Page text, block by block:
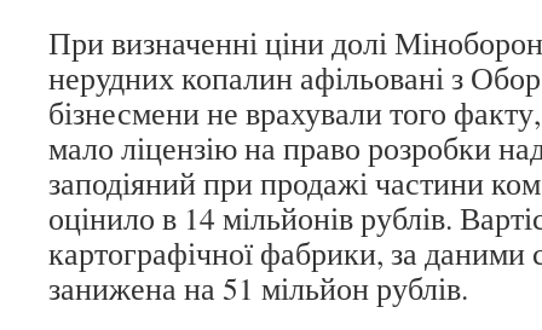
При визначенні ціни долі
нерудних копалин афільовані з
бізнесмени не врахували того
мало ліцензію на право розробки
заподіяний при продажі частини
оцінило в 14 мільйонів рублів.
картографічної фабрики, за даними
занижена на 51 мільйон рублів.